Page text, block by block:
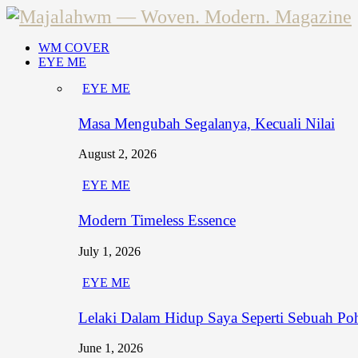
WM COVER
EYE ME
EYE ME
Masa Mengubah Segalanya, Kecuali Nilai
August 2, 2026
EYE ME
Modern Timeless Essence
July 1, 2026
EYE ME
Lelaki Dalam Hidup Saya Seperti Sebuah
June 1, 2026